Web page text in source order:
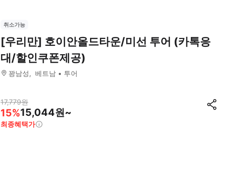
취소가능
[우리만] 호이안올드타운/미선 투어 (카톡응
대/할인쿠폰제공)
꽝남성 베트남 투어
17,779원
15%15,044원~
최종혜택가